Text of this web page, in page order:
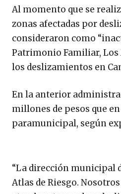
Al momento que se
zonas afectadas por
consideraron como
Patrimonio Familiar, Los
los deslizamientos en
En la anterior
millones de pesos que
paramunicipal, según
“La dirección municipal
Atlas de Riesgo.